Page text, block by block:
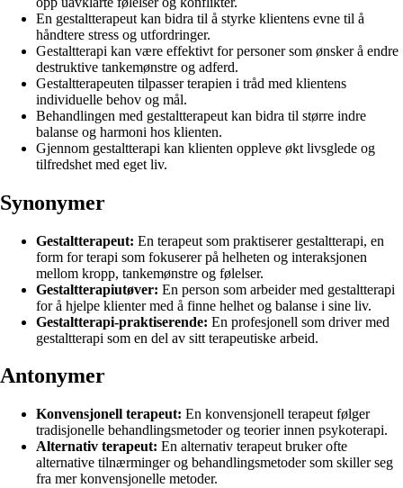
En gestaltterapeut kan bidra til å styrke klientens evne til å
håndtere stress og utfordringer.
Gestaltterapi kan være effektivt for personer som ønsker å endre
destruktive tankemønstre og adferd.
Gestaltterapeuten tilpasser terapien i tråd med klientens
individuelle behov og mål.
Behandlingen med gestaltterapeut kan bidra til større indre
balanse og harmoni hos klienten.
Gjennom gestaltterapi kan klienten oppleve økt livsglede og
tilfredshet med eget liv.
Synonymer
Gestaltterapeut: En terapeut som praktiserer gestaltterapi, en
form for terapi som fokuserer på helheten og interaksjonen
mellom kropp, tankemønstre og følelser.
Gestaltterapiutøver: En person som arbeider med gestaltterapi
for å hjelpe klienter med å finne helhet og balanse i sine liv.
Gestaltterapi-praktiserende: En profesjonell som driver med
gestaltterapi som en del av sitt terapeutiske arbeid.
Antonymer
Konvensjonell terapeut: En konvensjonell terapeut følger
tradisjonelle behandlingsmetoder og teorier innen psykoterapi.
Alternativ terapeut: En alternativ terapeut bruker ofte
alternative tilnærminger og behandlingsmetoder som skiller seg
fra mer konvensjonelle metoder.